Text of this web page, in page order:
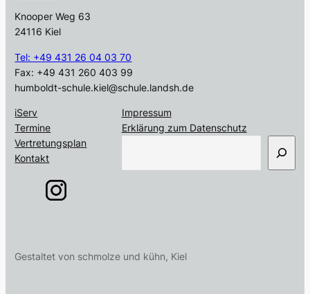
Knooper Weg 63
24116 Kiel
Tel: +49 431 26 04 03 70
Fax: +49 431 260 403 99
humboldt-schule.kiel@schule.landsh.de
iServ
Termine
Vertretungsplan
Kontakt
Impressum
Erklärung zum Datenschutz
c
Gestaltet von schmolze und kühn, Kiel